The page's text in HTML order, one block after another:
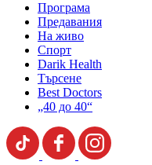
Програма
Предавания
На живо
Спорт
Darik Health
Търсене
Best Doctors
„40 до 40“